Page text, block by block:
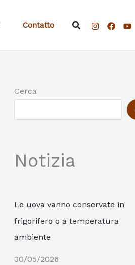
Contatto Cerca
Cerca
Notizia
Le uova vanno conservate in
frigorifero o a temperatura
ambiente
30/05/2026